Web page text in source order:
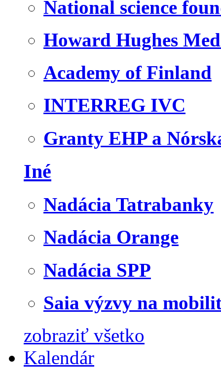
National science
Howard Hughes
Academy of Finland
INTERREG IVC
Granty EHP a
Iné
Nadácia Tatrabanky
Nadácia Orange
Nadácia SPP
Saia výzvy na
zobraziť všetko
Kalendár